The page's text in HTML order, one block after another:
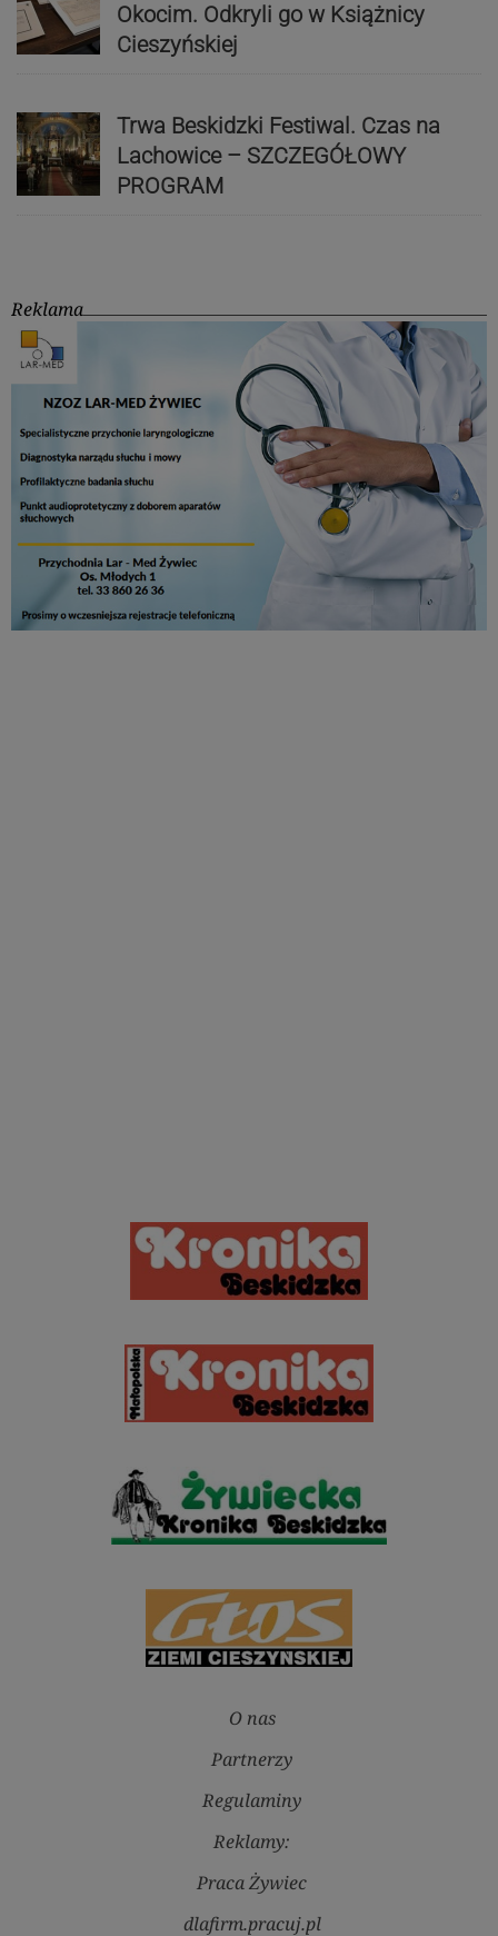
Okocim. Odkryli go w Książnicy
Cieszyńskiej
Trwa Beskidzki Festiwal. Czas na
Lachowice – SZCZEGÓŁOWY
PROGRAM
Reklama
O nas
Partnerzy
Regulaminy
Reklamy:
Praca Żywiec
dlafirm.pracuj.pl